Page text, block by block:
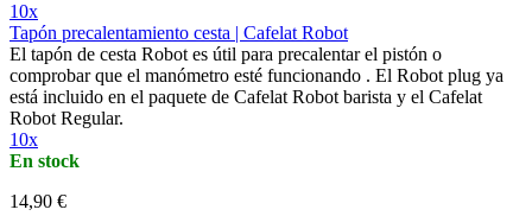
10x
Tapón precalentamiento cesta | Cafelat Robot
El tapón de cesta Robot es útil para precalentar el pistón o
comprobar que el manómetro esté funcionando . El Robot plug ya
está incluido en el paquete de Cafelat Robot barista y el Cafelat
Robot Regular.
10x
En stock
14,90 €